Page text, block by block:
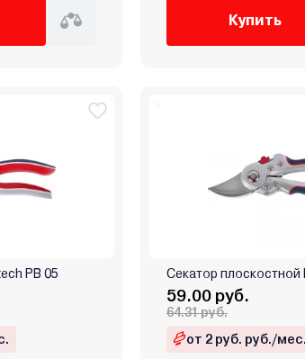
Купить
PB 05 Секатор плоскостной
59.00 руб.
64.31 руб.
от 2 руб. руб./мес.